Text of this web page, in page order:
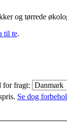
og tørrede
til te.
fragt:
Se dog